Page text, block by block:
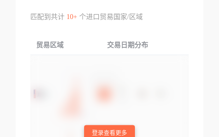
匹配到共计 10+个进口贸易国家/区域
贸易区域 交易日期分布
登录查看更多